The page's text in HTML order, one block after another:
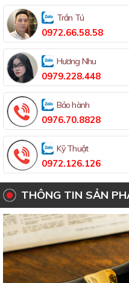
Trần Tú
0972.66.58.58
Hương Nhu
0979.228.448
Bảo hành
0976.70.8828
Kỹ Thuật
0972.126.126
THÔNG TIN SẢN